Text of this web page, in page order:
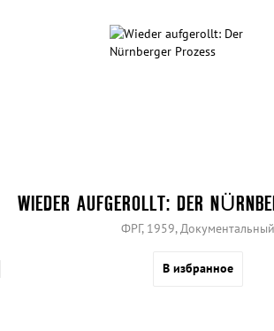
WIEDER AUFGEROLLT: DER
ФРГ, 1959, Документальный
В избранное